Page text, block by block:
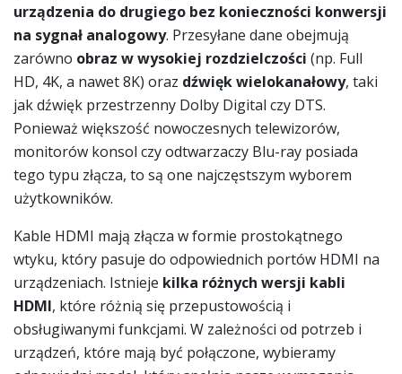
urządzenia do drugiego bez konieczności konwersji
na sygnał analogowy. Przesyłane dane obejmują
zarówno obraz w wysokiej rozdzielczości (np. Full
HD, 4K, a nawet 8K) oraz dźwięk wielokanałowy, taki
jak dźwięk przestrzenny Dolby Digital czy DTS.
Ponieważ większość nowoczesnych telewizorów,
monitorów konsol czy odtwarzaczy Blu-ray posiada
tego typu złącza, to są one najczęstszym wyborem
użytkowników.
Kable HDMI mają złącza w formie prostokątnego
wtyku, który pasuje do odpowiednich portów HDMI na
urządzeniach. Istnieje kilka różnych wersji kabli
HDMI, które różnią się przepustowością i
obsługiwanymi funkcjami. W zależności od potrzeb i
urządzeń, które mają być połączone, wybieramy